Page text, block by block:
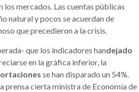
los mercados. Las cuentas públicas
natural y pocos se acuerdan de
que precedieron a la crisis.
que los indicadores handejado
en la gráfica inferior, la
se han disparado un 54%.
prensa cierta ministra de Economía de